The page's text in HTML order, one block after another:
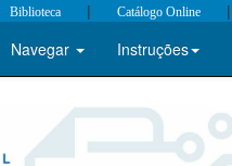
Biblioteca | Catálogo Online |
Navegar Instruções